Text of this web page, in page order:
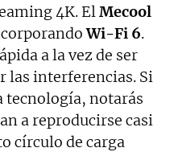
4K. ElMecool
Wi-Fi 6.
a la vez de ser
las interferencias. Si
tecnología, notarás
a reproducirse casi
círculo de carga